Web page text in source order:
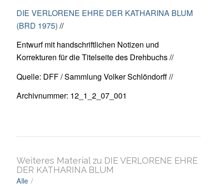
DIE VERLORENE EHRE DER KATHARINA BLUM
(BRD 1975) //
Entwurf mit handschriftlichen Notizen und
Korrekturen für die Titelseite des Drehbuchs //
Quelle: DFF / Sammlung Volker Schlöndorff //
Archivnummer: 12_1_2_07_001
Weiteres Material zu DIE VERLORENE EHRE
DER KATHARINA BLUM
Alle /